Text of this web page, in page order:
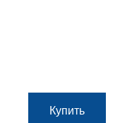
Купить